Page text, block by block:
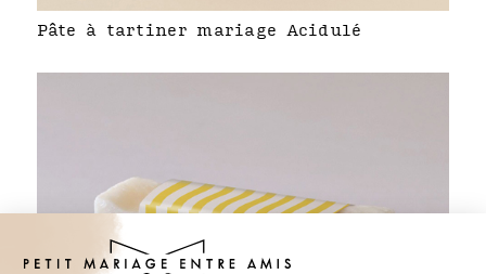
Pâte à tartiner mariage Acidulé